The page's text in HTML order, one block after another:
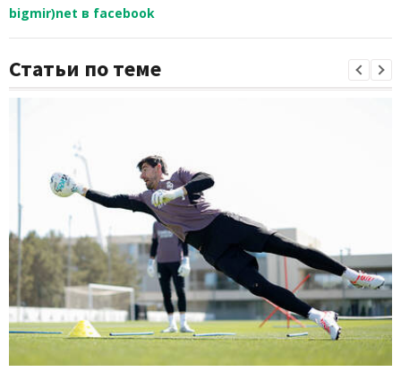
bigmir)net в facebook
Статьи по теме